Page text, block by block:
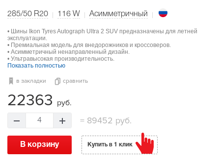
285/50 R20 116 W Асимметричный
• Шины Ikon Tyres Autograph Ultra 2 SUV предназначены для летней
эксплуатации.
• Премиальная модель для внедорожников и кроссоверов.
• Асимметричный ненаправленный дизайн.
• Ультравысокая производительность.
Показать полностью
в закладки сравнить
22363 руб.
4 = 89452 руб.
В корзину Купить в 1 клик